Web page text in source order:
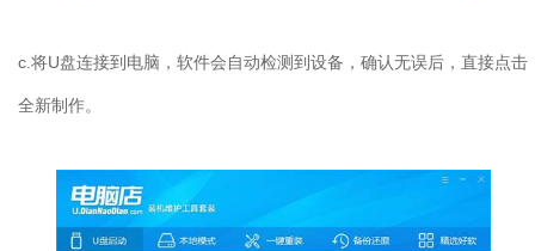
c.将U盘连接到电脑，软件会自动检测到设备，确认无误后，直接点击
全新制作。